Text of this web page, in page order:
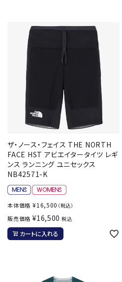
ザ・ノース・フェイス THE NORTH
FACE HST アビエイタータイツ レギ
ンス ランニング ユニセックス
NB42571-K
本体価格 ¥16,500 （税込）
販売価格 ¥16,500 税込
カートに入れる